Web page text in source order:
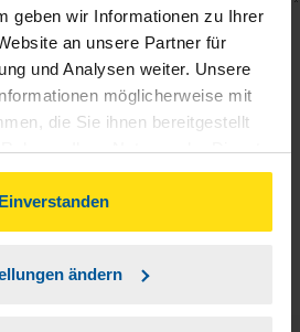
geben wir Informationen zu Ihrer
an unsere Partner für
und Analysen weiter. Unsere
möglicherweise mit
die Sie ihnen bereitgestellt
Ihrer Nutzung der Dienste
Sie auf Einverstanden klicken,
von Cookies, gemäß
zustimmen.
Einverstanden
ändern
Kontaktformulars erkläre ich
dass meine Daten zur
sowie zur internen
verwendet werden.
habe ich zur
*